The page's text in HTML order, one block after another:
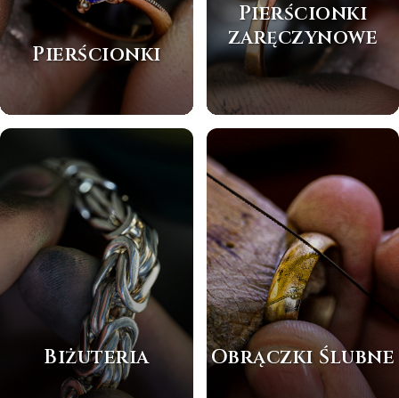
Pierścionki
Pierścionki
zaręczynowe
Biżuteria Obrączki Ślubne